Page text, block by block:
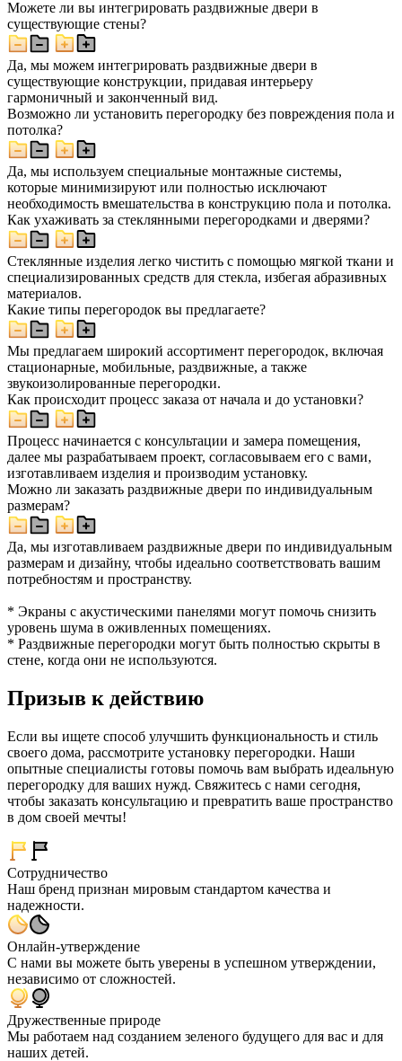
Можете ли вы интегрировать раздвижные двери в
существующие стены?
Да, мы можем интегрировать раздвижные двери в
существующие конструкции, придавая интерьеру
гармоничный и законченный вид.
Возможно ли установить перегородку без повреждения пола и
потолка?
Да, мы используем специальные монтажные системы,
которые минимизируют или полностью исключают
необходимость вмешательства в конструкцию пола и потолка.
Как ухаживать за стеклянными перегородками и дверями?
Стеклянные изделия легко чистить с помощью мягкой ткани и
специализированных средств для стекла, избегая абразивных
материалов.
Какие типы перегородок вы предлагаете?
Мы предлагаем широкий ассортимент перегородок, включая
стационарные, мобильные, раздвижные, а также
звукоизолированные перегородки.
Как происходит процесс заказа от начала и до установки?
Процесс начинается с консультации и замера помещения,
далее мы разрабатываем проект, согласовываем его с вами,
изготавливаем изделия и производим установку.
Можно ли заказать раздвижные двери по индивидуальным
размерам?
Да, мы изготавливаем раздвижные двери по индивидуальным
размерам и дизайну, чтобы идеально соответствовать вашим
потребностям и пространству.
* Экраны с акустическими панелями могут помочь снизить
уровень шума в оживленных помещениях.
* Раздвижные перегородки могут быть полностью скрыты в
стене, когда они не используются.
Призыв к действию
Если вы ищете способ улучшить функциональность и стиль
своего дома, рассмотрите установку перегородки. Наши
опытные специалисты готовы помочь вам выбрать идеальную
перегородку для ваших нужд. Свяжитесь с нами сегодня,
чтобы заказать консультацию и превратить ваше пространство
в дом своей мечты!
Сотрудничество
Наш бренд признан мировым стандартом качества и
надежности.
Онлайн-утверждение
С нами вы можете быть уверены в успешном утверждении,
независимо от сложностей.
Дружественные природе
Мы работаем над созданием зеленого будущего для вас и для
наших детей.